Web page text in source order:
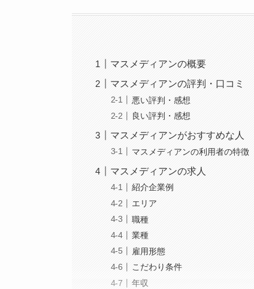
マスメディアンの概要
マスメディアンの評判・口コミ
悪い評判・感想
良い評判・感想
マスメディアンがおすすめな人
マスメディアンの利用者の特徴
マスメディアンの求人
紹介企業例
エリア
職種
業種
雇用形態
こだわり条件
年収